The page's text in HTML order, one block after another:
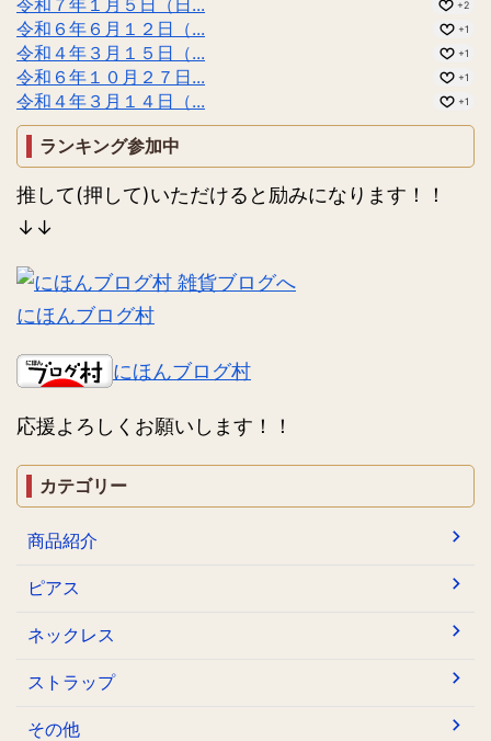
+2
令和６年６月１２日（... +1
令和４年３月１５日（... +1
令和６年１０月２７日... +1
令和４年３月１４日（... +1
ランキング参加中
推して(押して)いただけると励みになります！！
↓↓
にほんブログ村
にほんブログ村
応援よろしくお願いします！！
カテゴリー
商品紹介
ピアス
ネックレス
ストラップ
その他